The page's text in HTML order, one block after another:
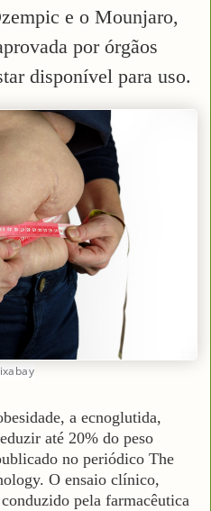
e o Mounjaro,
por órgãos
disponível para uso.
a ecnoglutida,
até 20% do peso
no periódico The
O ensaio clínico,
pela farmacêutica